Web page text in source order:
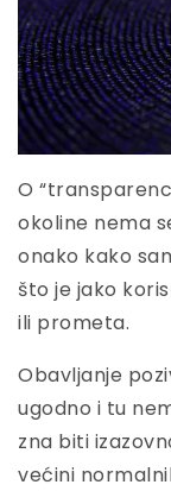
O
okoline nema
onako kako
što je jako
ili prometa.
Obavljanje
ugodno i tu
zna biti
većini